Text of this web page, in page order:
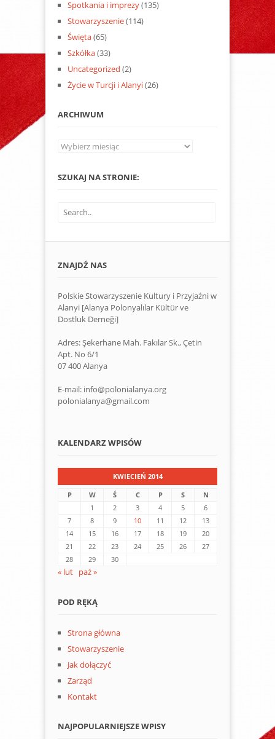
Spotkania i imprezy(135)
Stowarzyszenie(114)
Święta(65)
Szkółka(33)
Uncategorized (2)
Życie w Turcji i Alanyi(26)
ARCHIWUM
Archiwum
SZUKAJ NA STRONIE:
ZNAJDŹ NAS
Polskie Stowarzyszenie Kultury i Przyjaźni w
Alanyi [Alanya Polonyalılar Kültür ve
Dostluk Derneği]
Adres: Şekerhane Mah. Fakılar Sk., Çetin
Apt. No 6/1
07 400 Alanya
E-mail: info@polonialanya.org
polonialanya@gmail.com
KALENDARZ WPISÓW
KWIECIEŃ 2014
P
W Ś C P S
N
1
2 3 4 5
6
7
8 9 10 11 12
13
14
15 16 17 18 19
20
21
22 23 24 25 26
27
28
29 30
« lut paź »
POD RĘKĄ
Strona główna
Stowarzyszenie
Jak dołączyć
Zarząd
Kontakt
NAJPOPULARNIEJSZE WPISY